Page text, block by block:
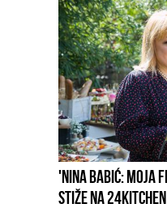
'NINA BABIĆ: MOJA
STIŽE NA 24KITCHEN